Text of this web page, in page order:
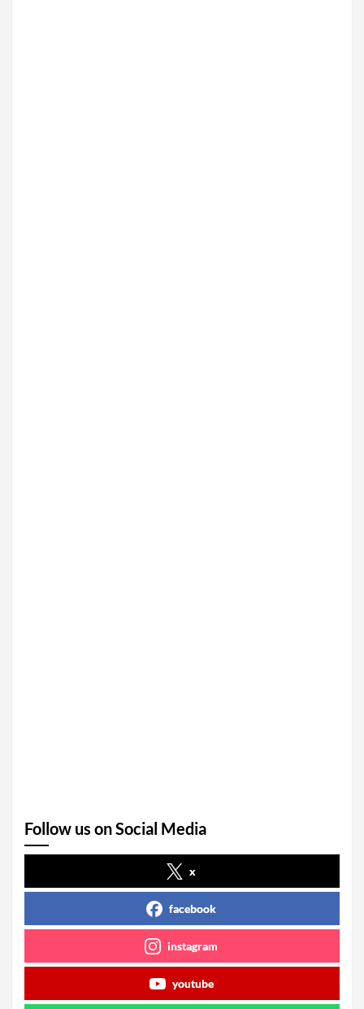
Follow us on Social Media
x
facebook
instagram
youtube